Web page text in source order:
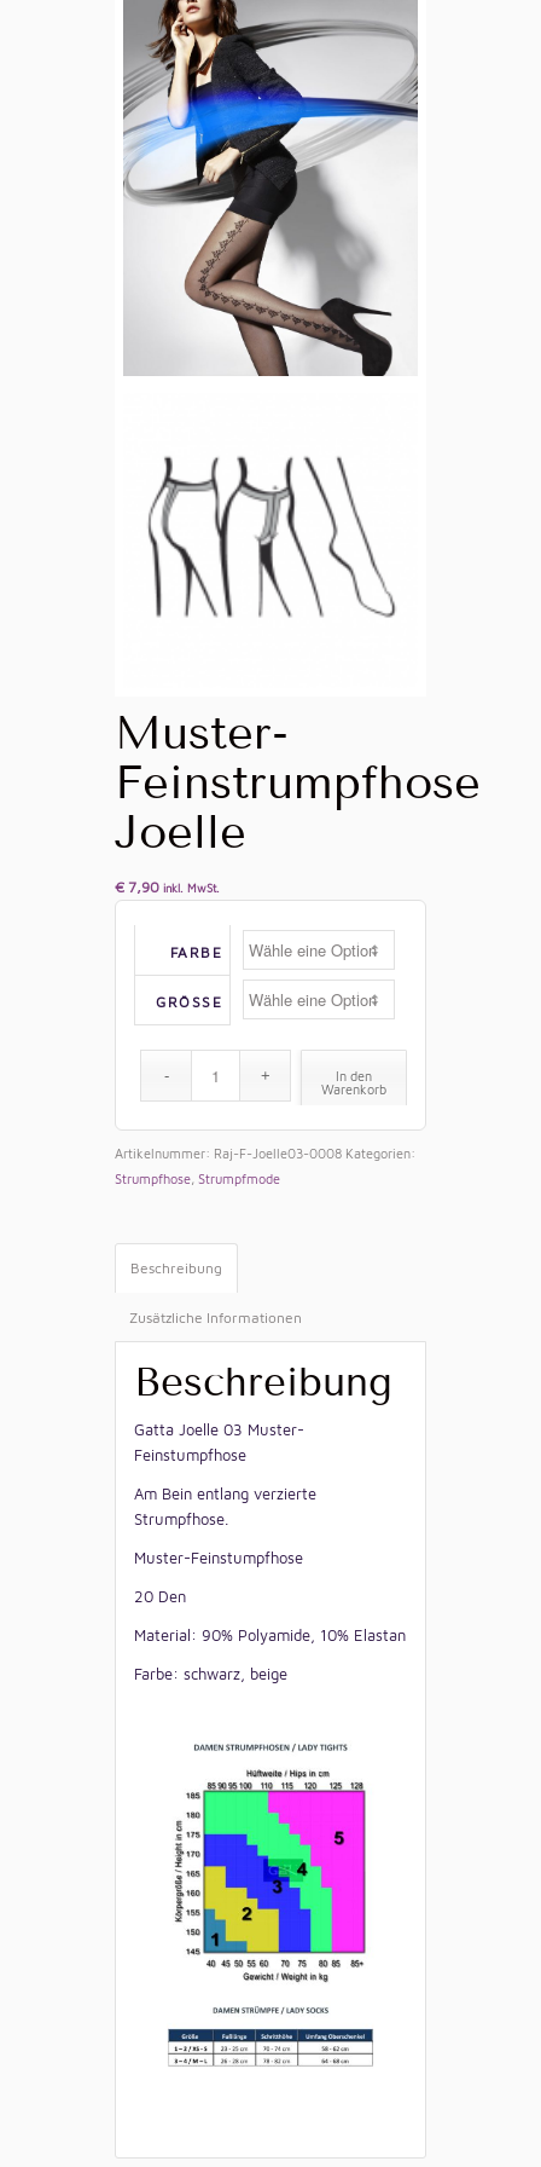
Muster-
Feinstrumpfhose
Joelle
€ 7,90 inkl. MwSt.
FARBE
GRÖSSE
In den
Warenkorb
Artikelnummer: Raj-F-Joelle03-0008 Kategorien:
Strumpfhose, Strumpfmode
Beschreibung
Zusätzliche Informationen
Beschreibung
Gatta Joelle 03 Muster-
Feinstumpfhose
Am Bein entlang verzierte
Strumpfhose.
Muster-Feinstumpfhose
20 Den
Material: 90% Polyamide, 10% Elastan
Farbe: schwarz, beige